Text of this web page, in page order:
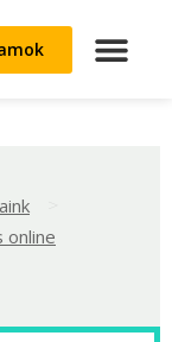
online